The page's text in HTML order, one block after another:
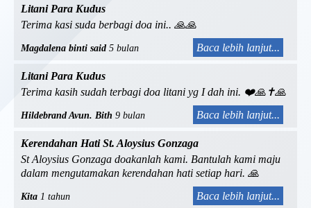
Litani Para Kudus
Terima kasi suda berbagi doa ini.. 🙏🙏
Magdalena binti said 5 bulan Baca lebih lanjut...
Litani Para Kudus
Terima kasih sudah terbagi doa litani yg I dah ini. ❤️🙏✝️🙏
Hildebrand Avun. Bith 9 bulan Baca lebih lanjut...
Kerendahan Hati St. Aloysius Gonzaga
St Aloysius Gonzaga doakanlah kami. Bantulah kami maju
dalam mengutamakan kerendahan hati setiap hari. 🙏
Kita 1 tahun Baca lebih lanjut...